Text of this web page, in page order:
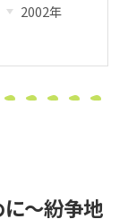
2002年
に～紛争地